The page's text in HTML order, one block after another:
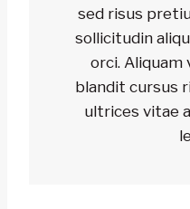
sed risus
sollicitudin
orci.
blandit cursus
ultrices vitae